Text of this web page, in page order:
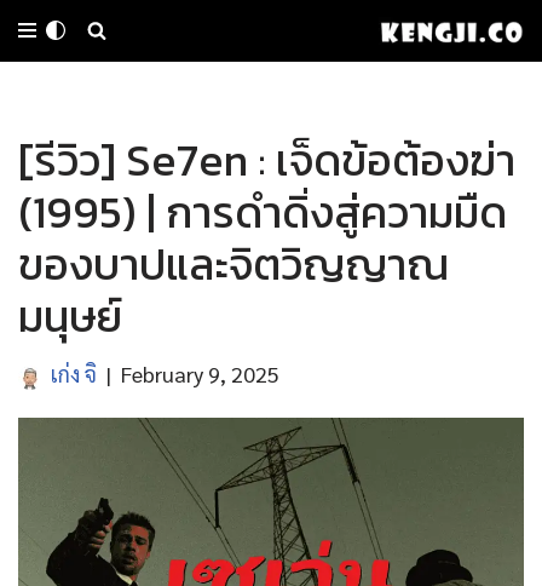
Skip
content
[รีวิว] Se7en : เจ็ดข้อต้องฆ่า
(1995) | การดำดิ่งสู่ความมืด
ของบาปและจิตวิญญาณ
มนุษย์
เก่ง จิ February 9, 2025